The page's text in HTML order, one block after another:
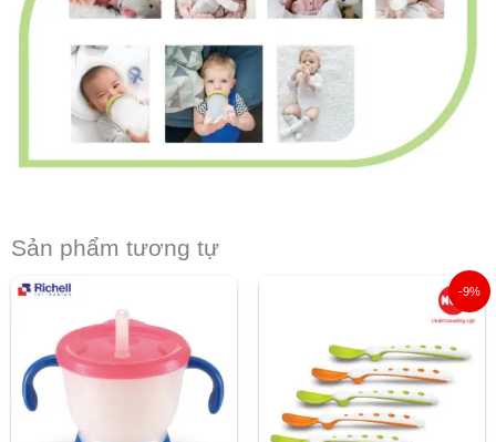
Sản phẩm tương tự
-9%
159.000 ₫.
hiện
là:
144.000 ₫.